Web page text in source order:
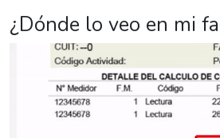
¿Dónde lo veo en mi